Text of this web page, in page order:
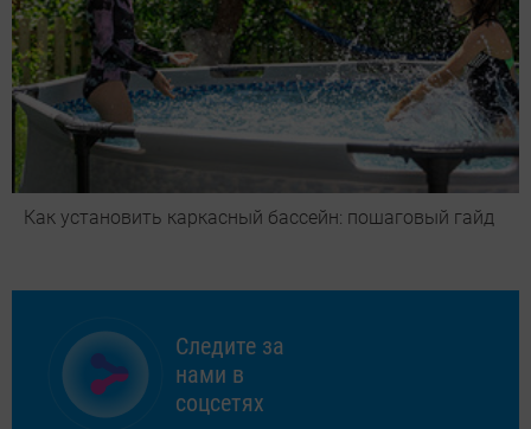
Как установить каркасный бассейн: пошаговый гайд
Следите за
нами в
соцсетях